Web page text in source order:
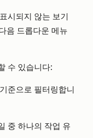
시되지 않는 보기
음 드롭다운 메뉴
수 있습니다:
준으로 필터링합니
중 하나의 작업 유